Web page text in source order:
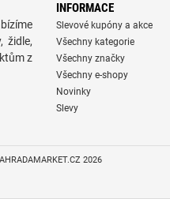
židle,
z
INFORMACE
Slevové kupóny a akce
Všechny kategorie
Všechny značky
Všechny e-shopy
Novinky
Slevy
2026